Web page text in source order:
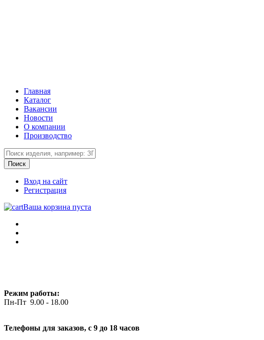
Главная
Каталог
Вакансии
Новости
О компании
Производство
Вход на сайт
Регистрация
Ваша корзина пуста
Режим работы:
Пн-Пт 9.00 - 18.00
Телефоны для заказов, c 9 до 18 часов